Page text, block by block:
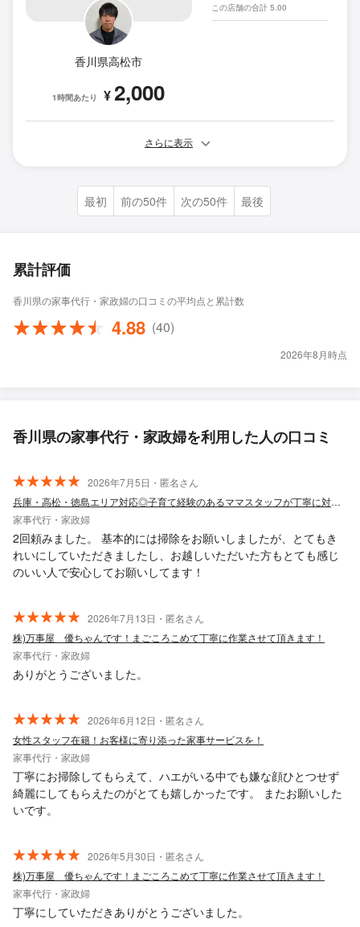
香川県高松市
1時間あたり ¥2,000
この店舗の合計 5.00
さらに表示
最初 前の50件 次の50件 最後
累計評価
香川県の家事代行・家政婦の口コミの平均点と累計数
4.88 (40)
2026年8月時点
香川県の家事代行・家政婦を利用した人の口コミ
2026年7月5日・匿名さん
兵庫・高松・徳島エリア対応◎子育て経験のあるママスタッフが丁寧に対応いたします◎
家事代行・家政婦
2回頼みました。 基本的には掃除をお願いしましたが、とてもき
れいにしていただきましたし、お越しいただいた方もとても感じ
のいい人で安心してお願いしてます！
2026年7月13日・匿名さん
株)万事屋 優ちゃんです！まごころこめて丁寧に作業させて頂きます！
家事代行・家政婦
ありがとうございました。
2026年6月12日・匿名さん
女性スタッフ在籍！お客様に寄り添った家事サービスを！
家事代行・家政婦
丁寧にお掃除してもらえて、ハエがいる中でも嫌な顔ひとつせず
綺麗にしてもらえたのがとても嬉しかったです。 またお願いした
いです。
2026年5月30日・匿名さん
株)万事屋 優ちゃんです！まごころこめて丁寧に作業させて頂きます！
家事代行・家政婦
丁寧にしていただきありがとうございました。